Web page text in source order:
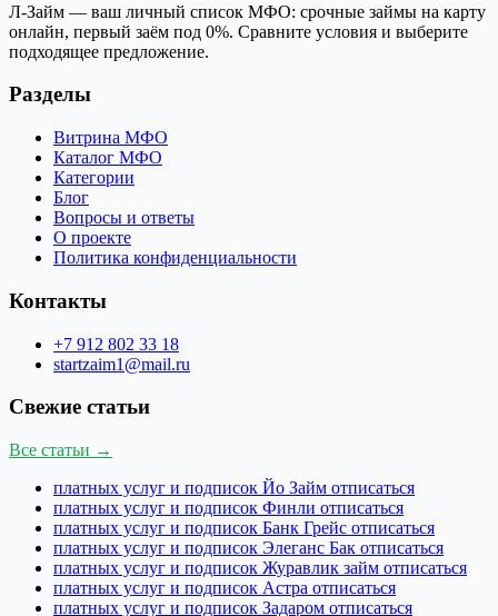
Л-Займ — ваш личный список МФО: срочные займы на карту
онлайн, первый заём под 0%. Сравните условия и выберите
подходящее предложение.
Разделы
Витрина МФО
Каталог МФО
Категории
Блог
Вопросы и ответы
О проекте
Политика конфиденциальности
Контакты
+7 912 802 33 18
startzaim1@mail.ru
Свежие статьи
Все статьи →
платных услуг и подписок Йо Займ отписаться
платных услуг и подписок Финли отписаться
платных услуг и подписок Банк Грейс отписаться
платных услуг и подписок Элеганс Бак отписаться
платных услуг и подписок Журавлик займ отписаться
платных услуг и подписок Астра отписаться
платных услуг и подписок Задаром отписаться